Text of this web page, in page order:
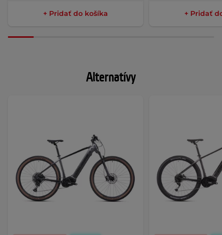
+ Pridať do košíka + Pridať
Alternatívy